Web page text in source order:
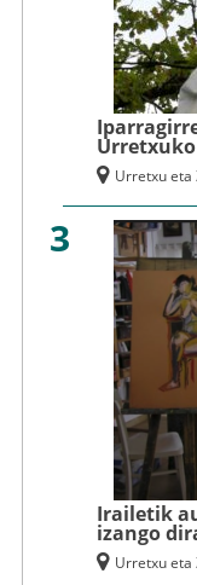
Urretxu eta
3
Irailetik
izango
Urretxu eta